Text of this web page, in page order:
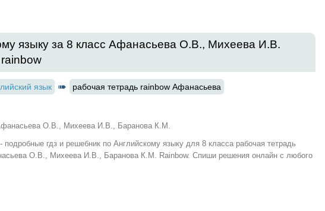
языку за 8 класс Афанасьева О.В., Михеева И.В.
язык рабочая тетрадь rainbow Афанасьева
О.В., Михеева И.В., Баранова К.М.
подробные гдз и решебник по Английскому языку для 8 класса рабочая тетрадь
О.В., Михеева И.В., Баранова К.М. Rainbow. Спиши решения онлайн с любого